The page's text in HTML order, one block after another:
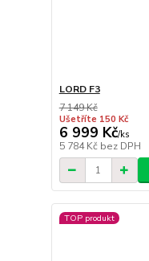
LORD F3
7 149 Kč
Ušetříte 150 Kč
6 999 Kč/ks
5 784 Kč bez DPH
TOP produkt